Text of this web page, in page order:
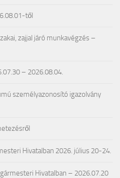
től
zajjal járó munkavégzés –
– 2026.08.04.
személyazonosító igazolvány
Hivatalban 2026. július 20-24.
Hivatalban – 2026.07.20